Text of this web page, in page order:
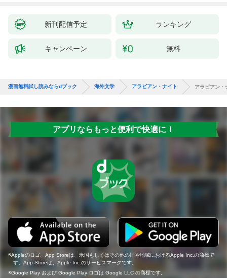
新刊配信予定 ランキング
キャンペーン 無料
漫画無料試し読みならdブック 海外文学 アラビアン・ナイト アラビアン
アプリならもっと便利で快適に！
Appleのロゴ、App Storeは、米国もしくはその他の国や地域におけるApple Inc.の商標で
す。App Storeは、Apple Inc.のサービスマークです。
Google Play および Google Play ロゴは Google LLC の商標です。